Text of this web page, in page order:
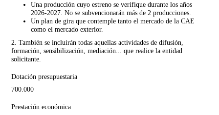
Una producción cuyo estreno se verifique durante los años
2026-2027. No se subvencionarán más de 2 producciones.
Un plan de gira que contemple tanto el mercado de la CAE
como el mercado exterior.
2. También se incluirán todas aquellas actividades de difusión,
formación, sensibilización, mediación... que realice la entidad
solicitante.
Dotación presupuestaria
700.000
Prestación económica